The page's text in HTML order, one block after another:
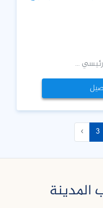
...
3
›
المدينة